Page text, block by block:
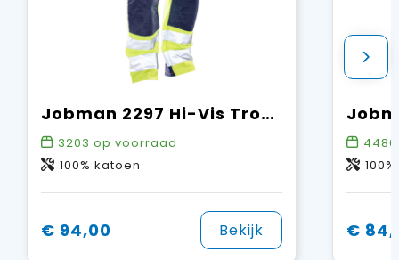
Jobman 2297 Hi-Vis Trousers Cotton HP
3203 op voorraad
100% katoen
€ 94,00 Bekijk
4480
€